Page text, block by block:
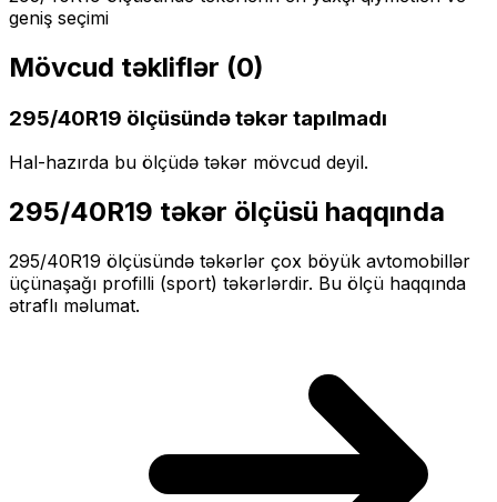
geniş seçimi
Mövcud təkliflər (0)
295/40R19 ölçüsündə təkər tapılmadı
Hal-hazırda bu ölçüdə təkər mövcud deyil.
295/40R19 təkər ölçüsü haqqında
295/40R19 ölçüsündə təkərlər çox böyük avtomobillər
üçünaşağı profilli (sport) təkərlərdir. Bu ölçü haqqında
ətraflı məlumat.